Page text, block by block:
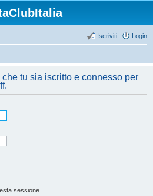
Login
Iscriviti
che tu sia iscritto e connesso per
sessione